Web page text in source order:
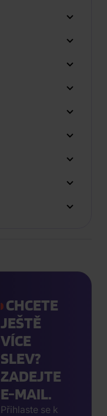
CHCETE
JEŠTĚ
VÍCE
SLEV?
ZADEJTE
E-MAIL.
Přihlaste se k